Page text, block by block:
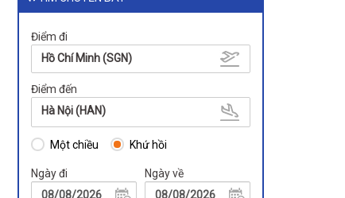
Điểm đi
Hồ Chí Minh (SGN)
Điểm đến
Hà Nội (HAN)
Một chiều Khứ hồi
Ngày đi Ngày về